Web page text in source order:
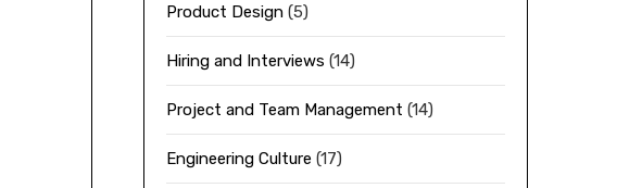
Product Design(5)
Hiring and Interviews (14)
Project and Team Management (14)
Engineering Culture (17)